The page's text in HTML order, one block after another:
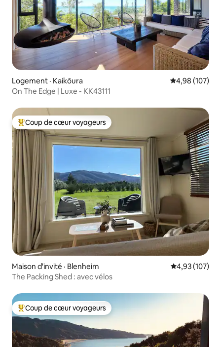
Logement · Kaikōura Note
4,98 (107)
On The Edge | Luxe - KK43111
Coup de cœur voyageurs parmi les plus aimés
Coup de cœur voyageurs
Maison d'invité · Blenheim Note
4,93 (107)
The Packing Shed : avec vélos
Coup de cœur voyageurs parmi les plus aimés
Coup de cœur voyageurs